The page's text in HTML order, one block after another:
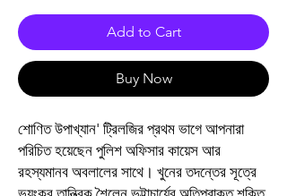
Add to Cart
Buy Now
শোণিত উপাখ্যান' ট্রিলজির প্রথম ভাগে আপনারা
পরিচিত হয়েছেন পুলিশ অফিসার কায়েস আর
রহস্যমানব অবলালের সাথে। খুনের তদন্তের সূত্রে